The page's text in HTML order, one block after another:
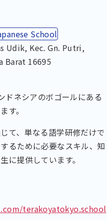
School
Udik, Kec. Gn. Putri,
Barat 16695
ネシアのボゴールにある
す。
て、単なる語学研修だけで
るために必要なスキル、知
に提供しています。
terakoyatokyo.school